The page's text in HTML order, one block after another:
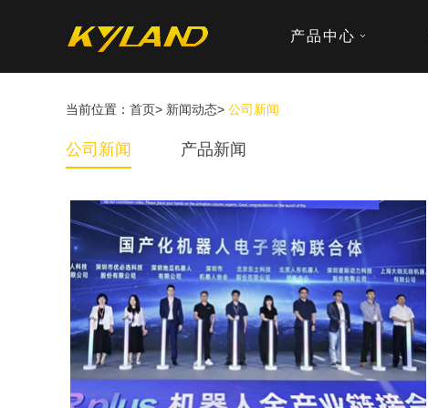
产品中心
当前位置： 首页> 新闻动态> 公司新闻
公司新闻 产品新闻